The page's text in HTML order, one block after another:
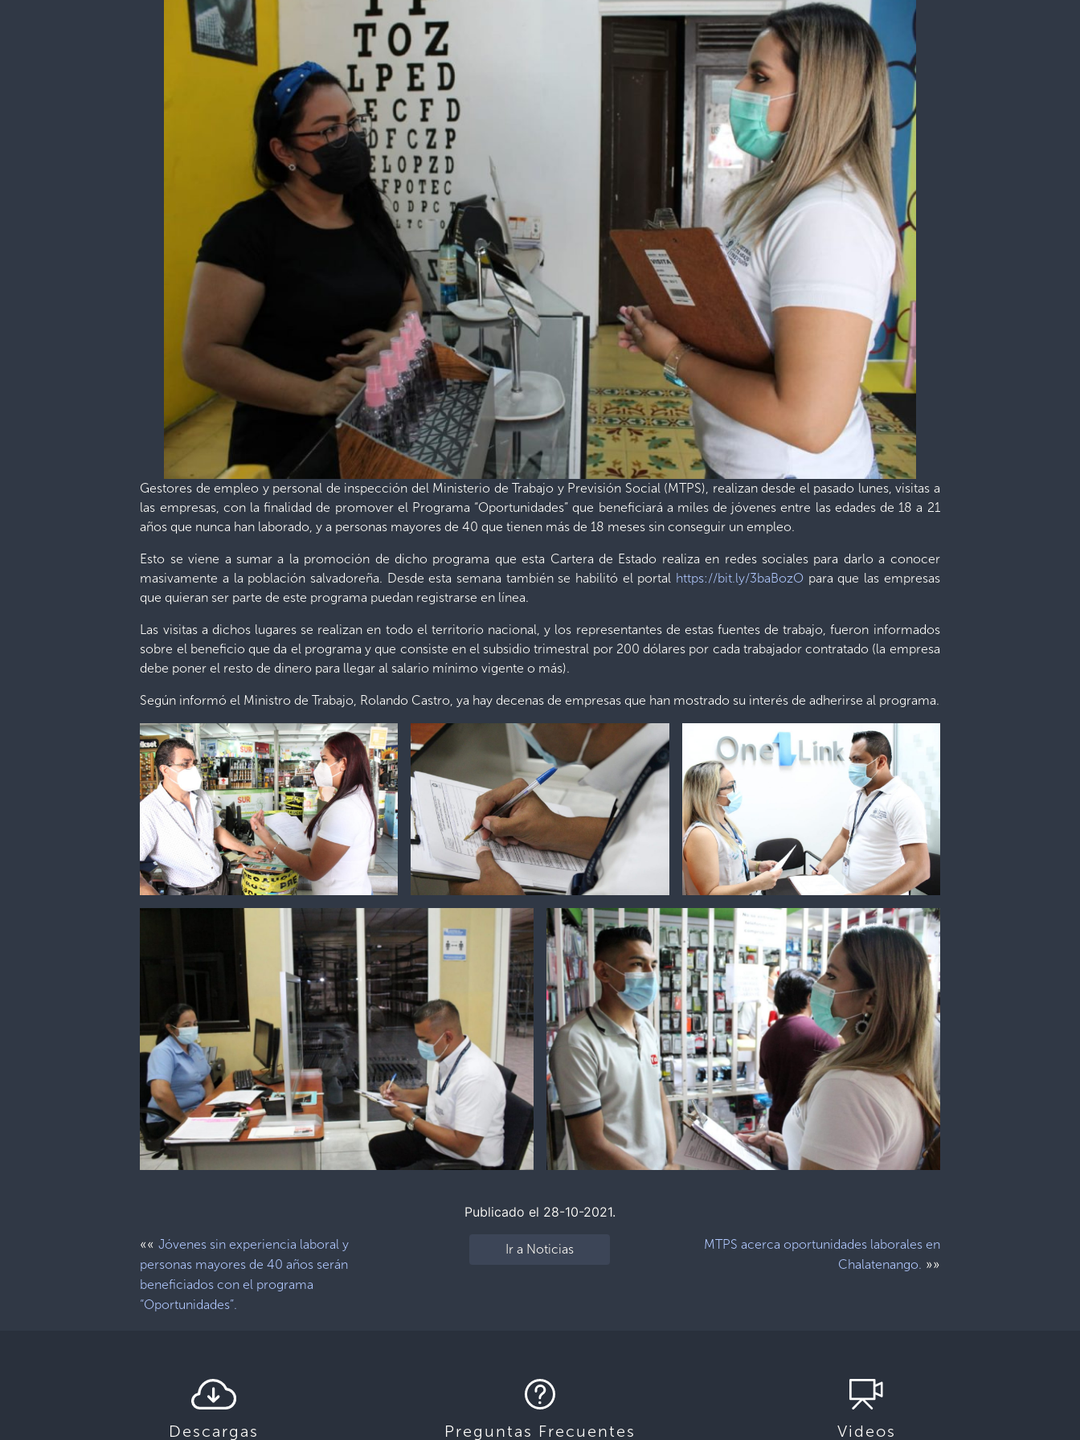
Gestores de empleo y personal de inspección del Ministerio de Trabajo y Previsión Social (MTPS), realizan desde el pasado lunes, visitas a
las empresas, con la finalidad de promover el Programa “Oportunidades” que beneficiará a miles de jóvenes entre las edades de 18 a 21
años que nunca han laborado, y a personas mayores de 40 que tienen más de 18 meses sin conseguir un empleo.
Esto se viene a sumar a la promoción de dicho programa que esta Cartera de Estado realiza en redes sociales para darlo a conocer
masivamente a la población salvadoreña. Desde esta semana también se habilitó el portal https://bit.ly/3baBozOpara que las empresas
que quieran ser parte de este programa puedan registrarse en línea.
Las visitas a dichos lugares se realizan en todo el territorio nacional, y los representantes de estas fuentes de trabajo, fueron informados
sobre el beneficio que da el programa y que consiste en el subsidio trimestral por 200 dólares por cada trabajador contratado (la empresa
debe poner el resto de dinero para llegar al salario mínimo vigente o más).
Según informó el Ministro de Trabajo, Rolando Castro, ya hay decenas de empresas que han mostrado su interés de adherirse al programa.
Publicado el 28-10-2021.
««Jóvenes sin experiencia laboral y
personas mayores de 40 años serán
beneficiados con el programa
“Oportunidades”.
Ir a Noticias
MTPS acerca oportunidades laborales en
Chalatenango. »»
Descargas Preguntas Frecuentes Videos